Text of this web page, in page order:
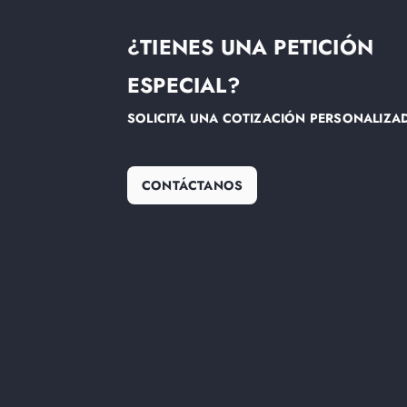
¿TIENES UNA PETICIÓN
ESPECIAL?
SOLICITA UNA COTIZACIÓN
CONTÁCTANOS